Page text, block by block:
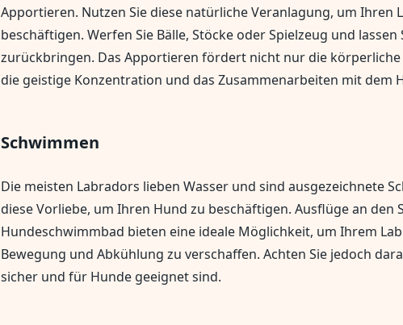
Apportieren. Nutzen Sie diese natürliche Veranlagung, um Ihren
beschäftigen. Werfen Sie Bälle, Stöcke oder Spielzeug und lassen
zurückbringen. Das Apportieren fördert nicht nur die körperliche
die geistige Konzentration und das Zusammenarbeiten mit dem
Schwimmen
Die meisten Labradors lieben Wasser und sind ausgezeichnete
diese Vorliebe, um Ihren Hund zu beschäftigen. Ausflüge an den
Hundeschwimmbad bieten eine ideale Möglichkeit, um Ihrem
Bewegung und Abkühlung zu verschaffen. Achten Sie jedoch
sicher und für Hunde geeignet sind.